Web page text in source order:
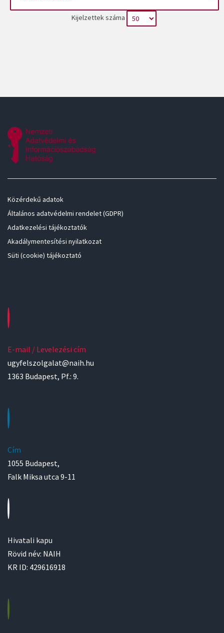
Kijelzettek száma
Közérdekű adatok
Általános adatvédelmi rendelet (GDPR)
Adatkezelési tájékoztatók
Akadálymentesítési nyilatkozat
Süti (cookie) tájékoztató
E-mail / Levelezési cím
ugyfelszolgalat@naih.hu
1363 Budapest, Pf.: 9.
Cím
1055 Budapest,
Falk Miksa utca 9-11
Hivatali kapu
Rövid név: NAIH
KR ID: 429616918